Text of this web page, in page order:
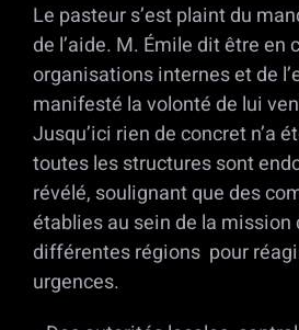
Le pasteur s’est plaint du
de l’aide. M. Émile dit être en
organisations internes et de
manifesté la volonté de lui
Jusqu’ici rien de concret n’a
toutes les structures sont
révélé, soulignant que des
établies au sein de la mission
différentes régions pour
urgences.